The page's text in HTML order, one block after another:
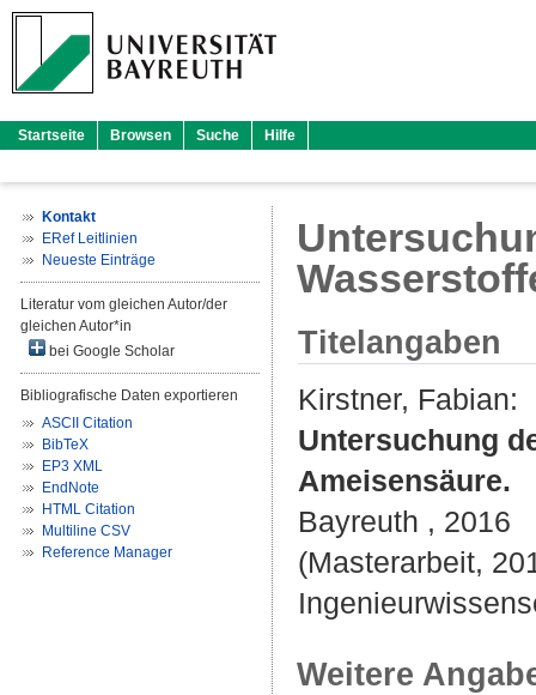
Startseite Browsen Suche Hilfe
Kontakt
ERef Leitlinien
Neueste Einträge
Literatur vom gleichen Autor/der
gleichen Autor*in
bei Google Scholar
Bibliografische Daten exportieren
ASCII Citation
BibTeX
EP3 XML
EndNote
HTML Citation
Multiline CSV
Reference Manager
Titelangaben
Kirstner, Fabian:
Untersuchung
Ameisensäure.
Bayreuth , 2016
(Masterarbeit,
Weitere